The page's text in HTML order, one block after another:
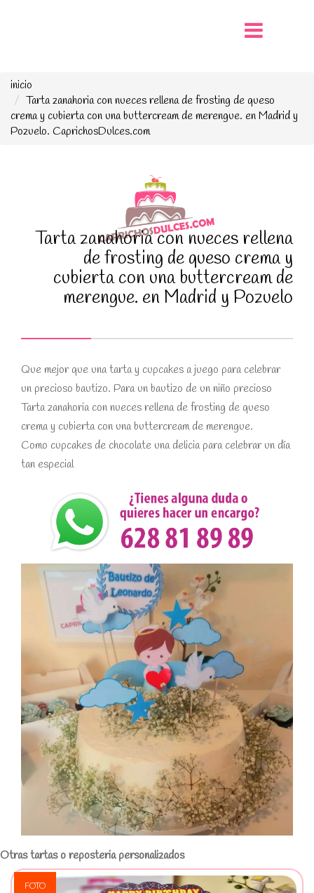
inicio
Tarta zanahoria con nueces rellena de frosting de queso
crema y cubierta con una buttercream de merengue. en Madrid y
Pozuelo. CaprichosDulces.com
Tarta zanahoria con nueces rellena
de frosting de queso crema y
cubierta con una buttercream de
merengue. en Madrid y Pozuelo
Que mejor que una tarta y cupcakes a juego para celebrar
un precioso bautizo. Para un bautizo de un niño precioso
Tarta zanahoria con nueces rellena de frosting de queso
crema y cubierta con una buttercream de merengue.
Como cupcakes de chocolate una delicia para celebrar un día
tan especial
Otras tartas o reposteria personalizados
FOTO